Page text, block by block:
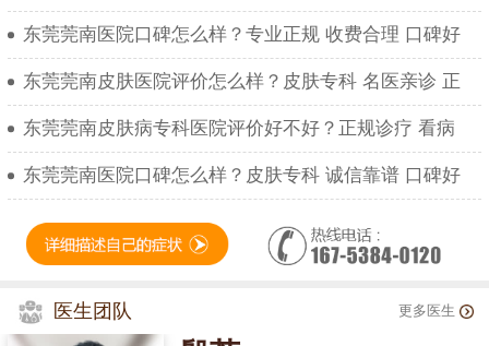
东莞莞南医院口碑怎么样？专业正规 收费合理 口碑好
东莞莞南皮肤医院评价怎么样？皮肤专科 名医亲诊 正
东莞莞南皮肤病专科医院评价好不好？正规诊疗 看病
东莞莞南医院口碑怎么样？皮肤专科 诚信靠谱 口碑好
医生团队 更多医生